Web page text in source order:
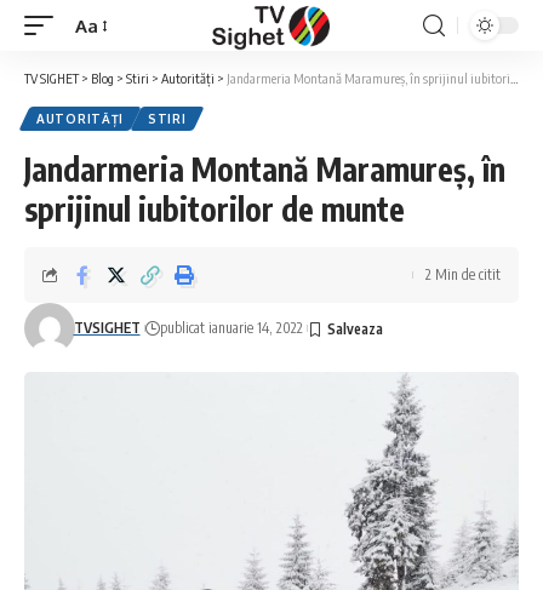
Font
Resizer
Aa
TV SIGHET> Blog > Stiri > Autorități > Jandarmeria Montană Maramureş, în sprijinul iubitorilor de munte
AUTORITĂȚI STIRI
Jandarmeria Montană Maramureş, în
sprijinul iubitorilor de munte
TVSIGHET publicat ianuarie 14, 2022
2 Min de citit